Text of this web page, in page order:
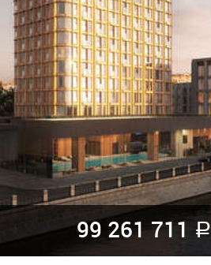
99 261 711 a